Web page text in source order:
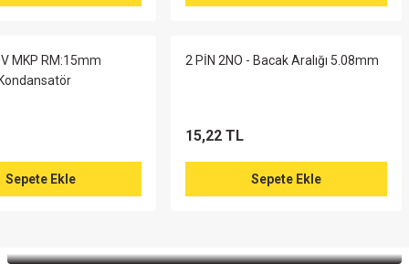
MKP RM:15mm
Sepete Ekle
2 PİN 2NO - Bacak Aralığı 5.08mm
15,22 TL
Sepete Ekle